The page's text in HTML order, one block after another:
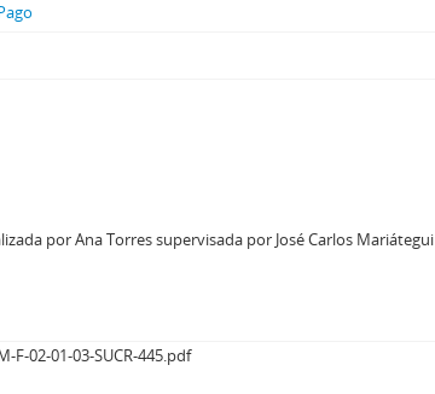
por Ana Torres supervisada por José Carlos Mariátegui
F-02-01-03-SUCR-445.pdf